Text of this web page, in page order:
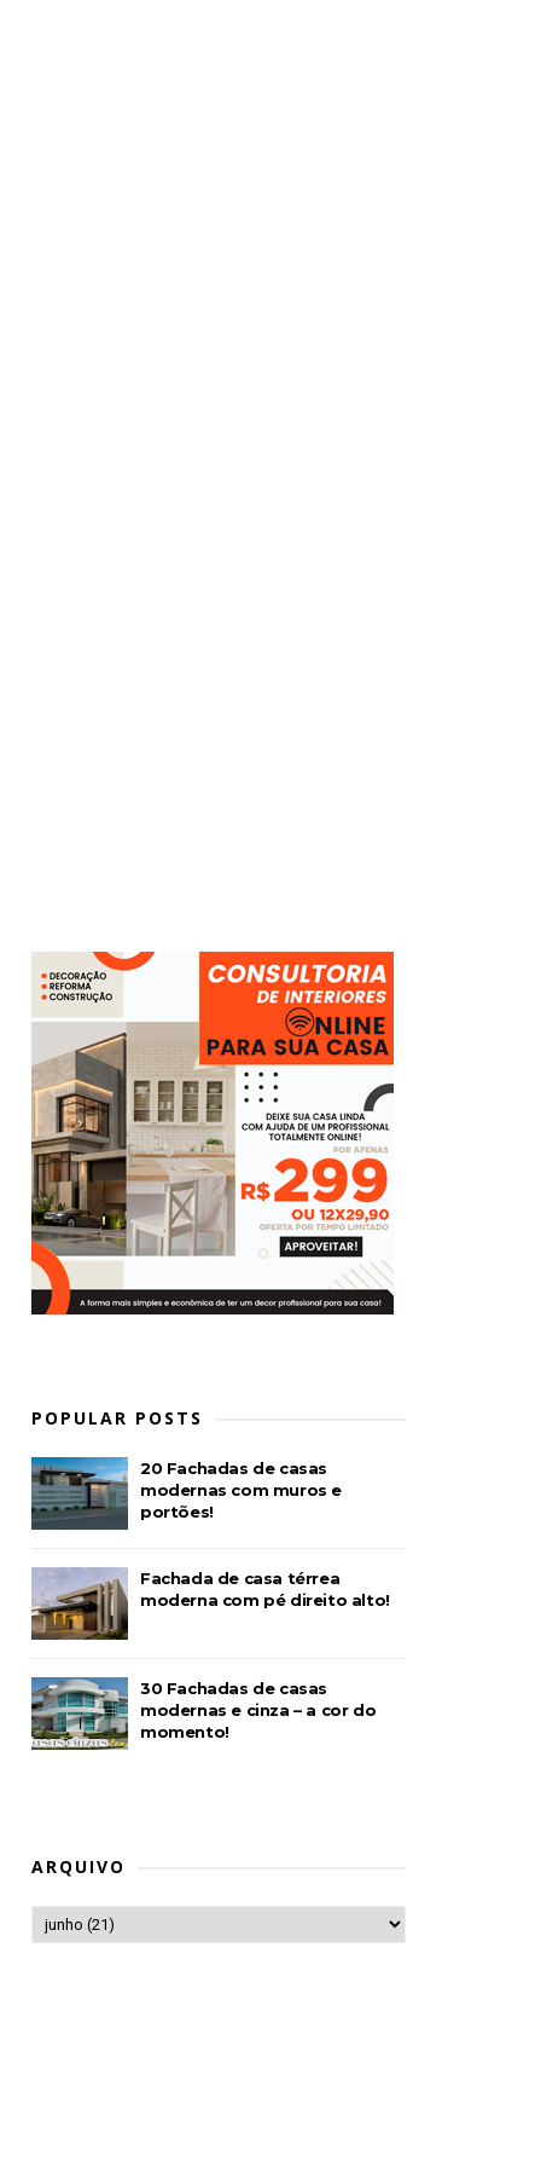
POPULAR POSTS
20 Fachadas de casas
modernas com muros e
portões!
Fachada de casa térrea
moderna com pé direito alto!
30 Fachadas de casas
modernas e cinza – a cor do
momento!
ARQUIVO